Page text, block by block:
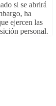
si se abrirá
ha
ejercen las
personal.